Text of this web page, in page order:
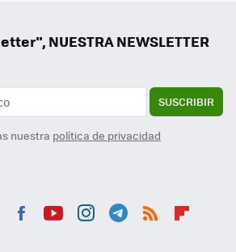
NUESTRA NEWSLETTER
SUSCRIBIR
nuestra política de privacidad